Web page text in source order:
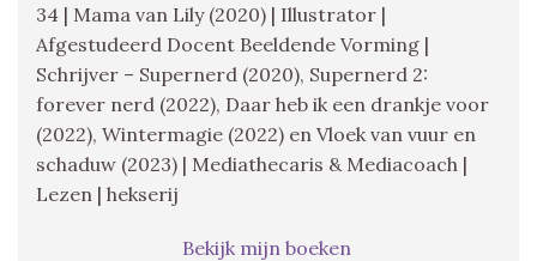
34 | Mama van Lily (2020) | Illustrator |
Afgestudeerd Docent Beeldende Vorming |
Schrijver – Supernerd (2020), Supernerd 2:
forever nerd (2022), Daar heb ik een drankje voor
(2022), Wintermagie (2022) en Vloek van vuur en
schaduw (2023) | Mediathecaris & Mediacoach |
Lezen | hekserij
Bekijk mijn boeken